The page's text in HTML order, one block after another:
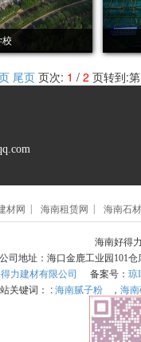
校
尾页 页次: 1 / 2 页转到:第
材网 海南租赁网 海南石
海南好得
司地址：海口金鹿工业园101
力建材有限公司 备案号： 琼
关键词： :海南腻子粉 ， 海